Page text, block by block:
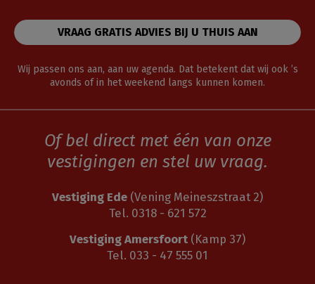
VRAAG GRATIS ADVIES BIJ U THUIS AAN
Wij passen ons aan, aan uw agenda. Dat betekent dat wij ook ’s
avonds of in het weekend langs kunnen komen.
Of bel direct met één van onze
vestigingen en stel uw vraag.
Vestiging Ede (Vening Meineszstraat 2)
Tel. 0318 - 621 572
Vestiging Amersfoort (Kamp 37)
Tel. 033 - 47 555 01